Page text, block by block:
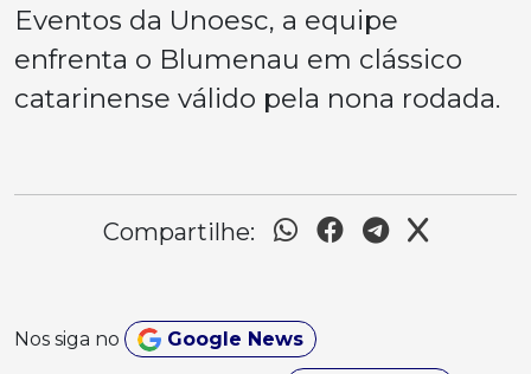
Eventos da Unoesc, a equipe
enfrenta o Blumenau em clássico
catarinense válido pela nona rodada.
Compartilhe:
Nos siga no Google News